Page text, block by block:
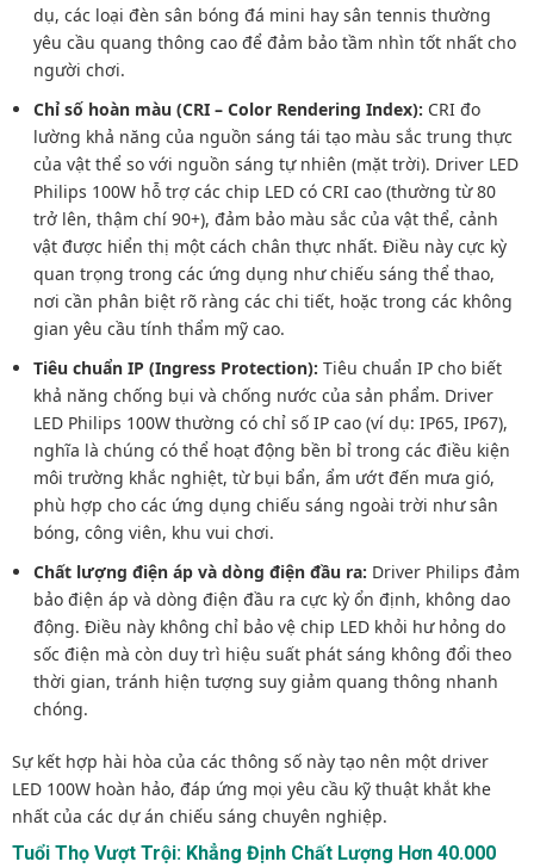
dụ, các loại đèn sân bóng đá mini hay sân tennis thường
yêu cầu quang thông cao để đảm bảo tầm nhìn tốt nhất cho
người chơi.
Chỉ số hoàn màu (CRI – Color Rendering Index): CRI đo
lường khả năng của nguồn sáng tái tạo màu sắc trung thực
của vật thể so với nguồn sáng tự nhiên (mặt trời). Driver LED
Philips 100W hỗ trợ các chip LED có CRI cao (thường từ 80
trở lên, thậm chí 90+), đảm bảo màu sắc của vật thể, cảnh
vật được hiển thị một cách chân thực nhất. Điều này cực kỳ
quan trọng trong các ứng dụng như chiếu sáng thể thao,
nơi cần phân biệt rõ ràng các chi tiết, hoặc trong các không
gian yêu cầu tính thẩm mỹ cao.
Tiêu chuẩn IP (Ingress Protection): Tiêu chuẩn IP cho biết
khả năng chống bụi và chống nước của sản phẩm. Driver
LED Philips 100W thường có chỉ số IP cao (ví dụ: IP65, IP67),
nghĩa là chúng có thể hoạt động bền bỉ trong các điều kiện
môi trường khắc nghiệt, từ bụi bẩn, ẩm ướt đến mưa gió,
phù hợp cho các ứng dụng chiếu sáng ngoài trời như sân
bóng, công viên, khu vui chơi.
Chất lượng điện áp và dòng điện đầu ra: Driver Philips đảm
bảo điện áp và dòng điện đầu ra cực kỳ ổn định, không dao
động. Điều này không chỉ bảo vệ chip LED khỏi hư hỏng do
sốc điện mà còn duy trì hiệu suất phát sáng không đổi theo
thời gian, tránh hiện tượng suy giảm quang thông nhanh
chóng.
Sự kết hợp hài hòa của các thông số này tạo nên một driver
LED 100W hoàn hảo, đáp ứng mọi yêu cầu kỹ thuật khắt khe
nhất của các dự án chiếu sáng chuyên nghiệp.
Tuổi Thọ Vượt Trội: Khẳng Định Chất Lượng Hơn 40.000